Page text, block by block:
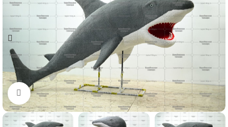
Нажмите, чтобы увеличить